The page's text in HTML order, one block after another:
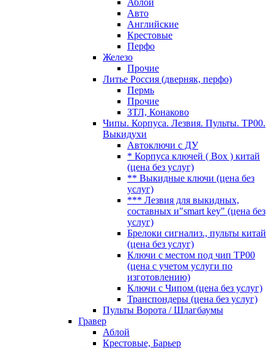
Аблой
Авто
Английские
Крестовые
Перфо
Железо
Прочие
Литье Россия (дверняк, перфо)
Пермь
Прочие
ЗТЛ, Конаково
Чипы. Корпуса. Лезвия. Пульты. TP00.
Выкидухи
Автоключи с ДУ
* Корпуса ключей ( Box ) китай
(цена без услуг)
** Выкидные ключи (цена без
услуг)
*** Лезвия для выкидных,
составных и"smart key" (цена без
услуг)
Брелоки сигнализ., пульты китай
(цена без услуг)
Ключи с местом под чип TP00
(цена с учетом услуги по
изготовлению)
Ключи с Чипом (цена без услуг)
Транспондеры (цена без услуг)
Пульты Ворота / Шлагбаумы
Гравер
Аблой
Крестовые, Барьер